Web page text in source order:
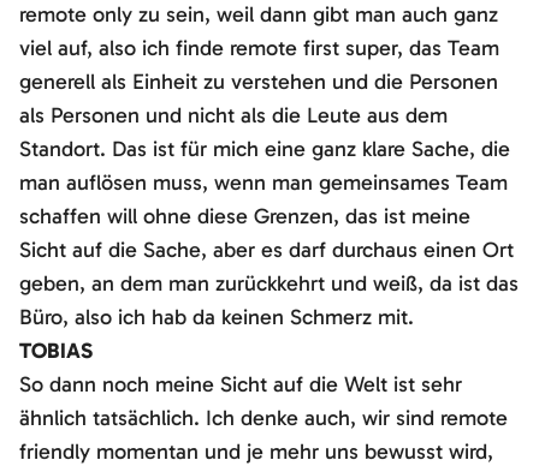
remote only zu sein, weil dann gibt man auch ganz
viel auf, also ich finde remote first super, das Team
generell als Einheit zu verstehen und die Personen
als Personen und nicht als die Leute aus dem
Standort. Das ist für mich eine ganz klare Sache, die
man auflösen muss, wenn man gemeinsames Team
schaffen will ohne diese Grenzen, das ist meine
Sicht auf die Sache, aber es darf durchaus einen Ort
geben, an dem man zurückkehrt und weiß, da ist das
Büro, also ich hab da keinen Schmerz mit.
TOBIAS
So dann noch meine Sicht auf die Welt ist sehr
ähnlich tatsächlich. Ich denke auch, wir sind remote
friendly momentan und je mehr uns bewusst wird,